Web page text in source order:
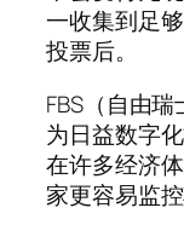
一收集到足
投票后。
FBS（自由
为日益数字
在许多经济
家更容易监